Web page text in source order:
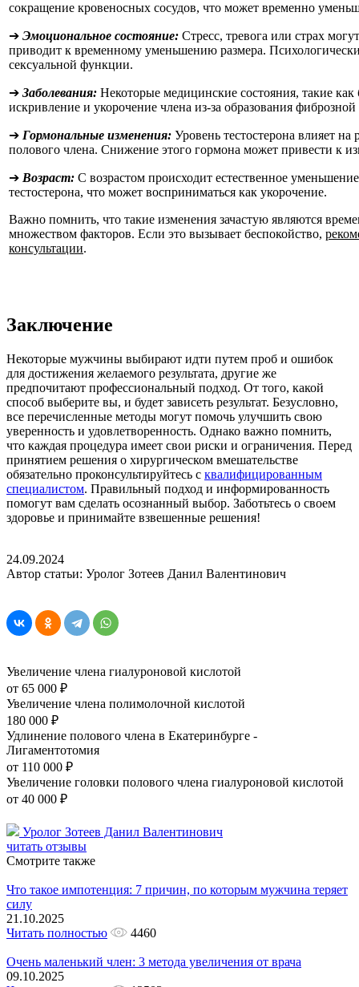
сокращение кровеносных сосудов, что может временно
➔ Эмоциональное состояние: Стресс, тревога или страх
приводит к временному уменьшению размера.
сексуальной функции.
➔ Заболевания: Некоторые медицинские состояния, такие
искривление и укорочение члена из-за образования фиброзной
➔ Гормональные изменения: Уровень тестостерона влияет
полового члена. Снижение этого гормона может привести к
➔ Возраст: С возрастом происходит естественное
тестостерона, что может восприниматься как укорочение.
Важно помнить, что такие изменения зачастую являются
множеством факторов. Если это вызывает беспокойство,
консультации.
Заключение
Некоторые мужчины выбирают идти путем проб и ошибок
для достижения желаемого результата, другие же
предпочитают профессиональный подход. От того, какой
способ выберите вы, и будет зависеть результат. Безусловно,
все перечисленные методы могут помочь улучшить свою
уверенность и удовлетворенность. Однако важно помнить,
что каждая процедура имеет свои риски и ограничения. Перед
принятием решения о хирургическом вмешательстве
обязательно проконсультируйтесь с квалифицированным
специалистом. Правильный подход и информированность
помогут вам сделать осознанный выбор. Заботьтесь о своем
здоровье и принимайте взвешенные решения!
24.09.2024
Автор статьи: Уролог Зотеев Данил Валентинович
Увеличение члена гиалуроновой кислотой
от 65 000 ₽
Увеличение члена полимолочной кислотой
180 000 ₽
Удлинение полового члена в Екатеринбурге -
Лигаментотомия
от 110 000 ₽
Увеличение головки полового члена гиалуроновой кислотой
от 40 000 ₽
Уролог Зотеев Данил Валентинович
читать отзывы
Смотрите также
Что такое импотенция: 7 причин, по которым мужчина теряет
силу
21.10.2025
Читать полностью
4460
Очень маленький член: 3 метода увеличения от врача
09.10.2025